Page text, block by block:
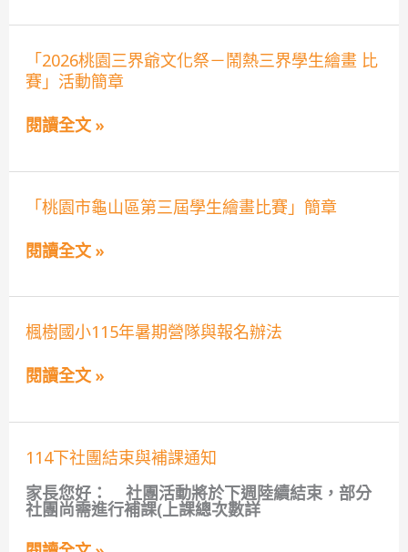
營」
術
節」
活
動
歡
迎
參
「2026桃園三界爺文化祭－鬧熱三界學生繪畫 比
賽」活動簡章
「2026
桃
園
界
爺
化
－
熱
三
生
繪
畫
賽」
活
簡
閱讀全文 »
「桃園市龜山區第三屆學生繪畫比賽」簡章
「桃
龜
第
三
屆
生
繪
比
簡
章
閱讀全文 »
楓樹國小115年暑期營隊與報名辦法
楓
樹
國
小
暑
營
與
報
辦
閱讀全文 »
114下社團結束與補課通知
家長您好： 社團活動將於下週陸續結束，部分
社團尚需進行補課(上課總次數詳
114
下
社
團
結